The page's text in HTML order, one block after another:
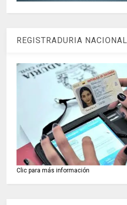
REGISTRADURIA NACIONAL
Clic para más información